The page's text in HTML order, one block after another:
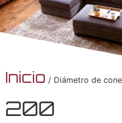
Inicio / Diámetro de
200